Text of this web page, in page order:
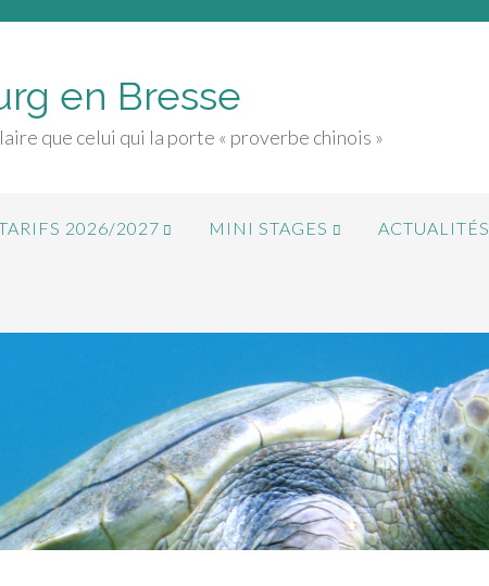
en Bresse
que celui qui la porte « proverbe chinois »
2026/2027 MINI STAGES ACTUALITÉS